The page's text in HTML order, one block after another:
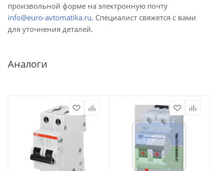
произвольной форме на электронную почту
info@euro-avtomatika.ru. Специалист свяжется с вами
для уточнения деталей.
Аналоги